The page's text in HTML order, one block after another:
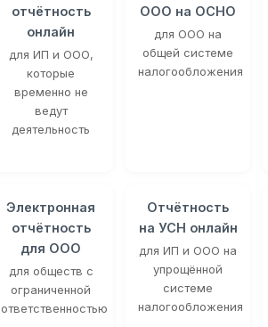
отчётность
онлайн
для ИП и ООО,
которые
временно не
ведут
деятельность
ООО на ОСНО
для ООО на
общей системе
налогообложения
Электронная
отчётность
для ООО
для обществ с
ограниченной
ответственностью
Отчётность
на УСН онлайн
для ИП и ООО на
упрощённой
системе
налогообложения